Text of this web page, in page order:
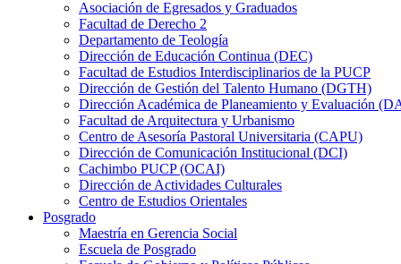
Asociación de Egresados y Graduados
Facultad de Derecho 2
Departamento de Teología
Dirección de Educación Continua (DEC)
Facultad de Estudios Interdisciplinarios de la PUCP
Dirección de Gestión del Talento Humano (DGTH)
Dirección Académica de Planeamiento y Evaluación
Facultad de Arquitectura y Urbanismo
Centro de Asesoría Pastoral Universitaria (CAPU)
Dirección de Comunicación Institucional (DCI)
Cachimbo PUCP (OCAI)
Dirección de Actividades Culturales
Centro de Estudios Orientales
Posgrado
Maestría en Gerencia Social
Escuela de Posgrado